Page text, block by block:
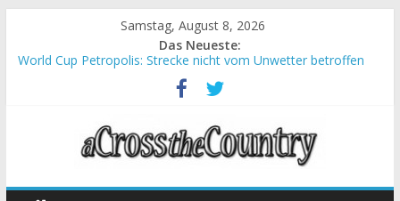
Samstag, August 8, 2026
Das Neueste:
World Cup Petropolis: Strecke nicht vom Unwetter betroffen
Krumbach und Obergessertshausen: Mountainbike-Bundesliga
Supercup Massi Banyoles: Siege für Carod und Richards
Halbzeit beim Andalucia Bike Race: Weltmeister Seewald führt
Chelva: Schweizer Doppelsieg beim ersten XCO-Rennen der